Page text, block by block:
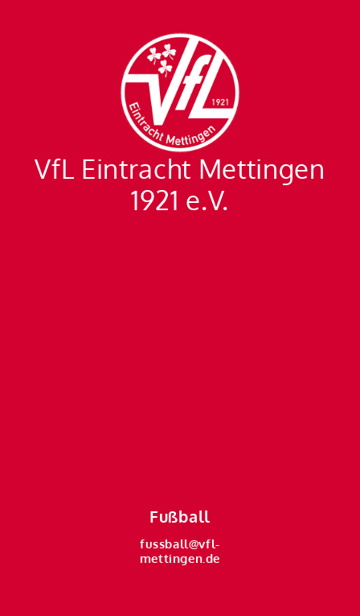
VfL Eintracht Mettingen
1921 e.V.
Fußball
fussball@vfl-
mettingen.de